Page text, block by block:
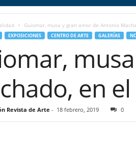
Guiomar, musa y gran amor de Antonio
EXPOSICIONES CENTRO DE ARTE GALERÍAS
en
Revista de Arte - 18 febrero, 2019 0